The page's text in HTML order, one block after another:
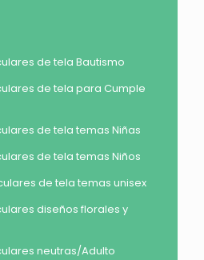
de tela Bautismo
de tela para Cumple
de tela temas Niñas
de tela temas Niños
de tela temas unisex
diseños florales y
neutras/Adulto